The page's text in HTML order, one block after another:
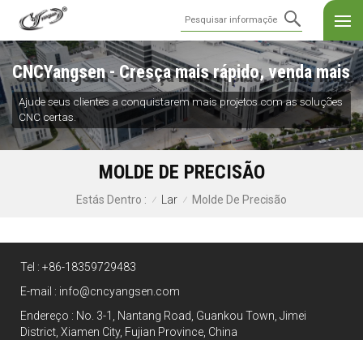
CNCYangsen - Cresça mais rápido, venda mais
Ajude seus clientes a conquistarem mais projetos com as soluções
CNC certas.
MOLDE DE PRECISÃO
Estás Dentro : / Lar / Molde De Precisão
Tel : +86-18359729483
E-mail : info@cncyangsen.com
Endereço : No. 3-1, Nantang Road, Guankou Town, Jimei
District, Xiamen City, Fujian Province, China